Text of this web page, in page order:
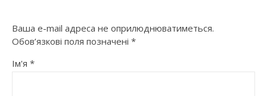
Ваша e-mail адреса не оприлюднюватиметься.
Обов’язкові поля позначені *
Ім'я *